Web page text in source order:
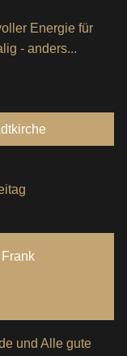
Energie für
- anders...
und Alle gute